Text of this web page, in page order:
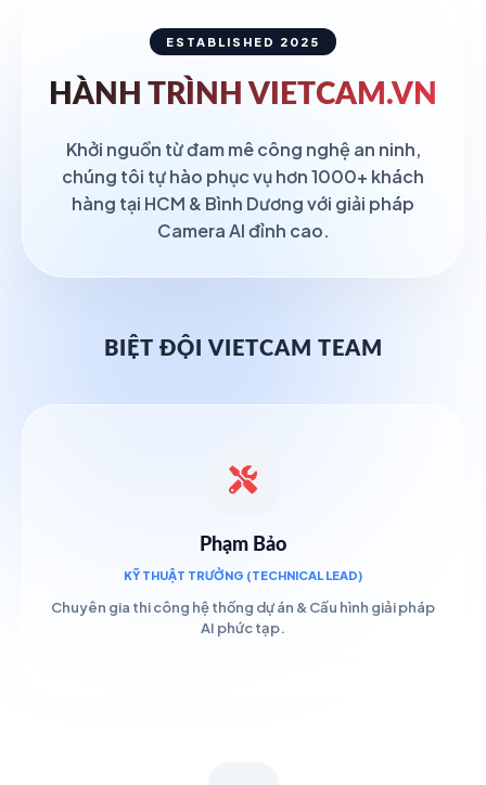
ESTABLISHED 2025
HÀNH TRÌNH VIETCAM.VN
Khởi nguồn từ đam mê công nghệ an ninh,
chúng tôi tự hào phục vụ hơn 1000+ khách
hàng tại HCM & Bình Dương với giải pháp
Camera AI đỉnh cao.
BIỆT ĐỘI VIETCAM TEAM
Phạm Bảo
KỸ THUẬT TRƯỞNG (TECHNICAL LEAD)
Chuyên gia thi công hệ thống dự án & Cấu hình giải pháp
AI phức tạp.